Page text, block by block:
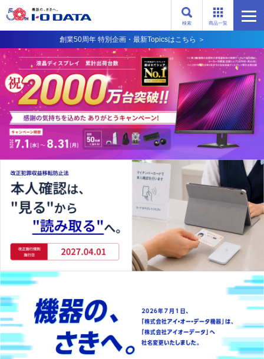
商品一覧
検索
創業50周年 特別企画・最新Topicsはこちら ＞